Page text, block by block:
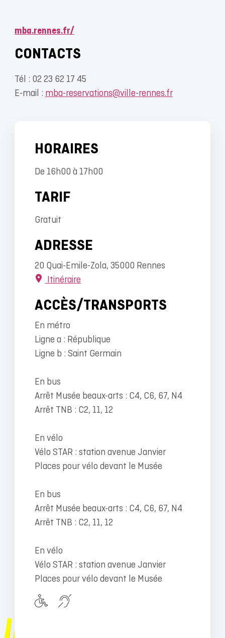
mba.rennes.fr/
CONTACTS
Tél : 02 23 62 17 45
E-mail : mba-reservations@ville-rennes.fr
HORAIRES
De 16h00 à 17h00
TARIF
Gratuit
ADRESSE
20 Quai-Emile-Zola, 35000 Rennes
Itinéraire
ACCÈS/TRANSPORTS
En métro
Ligne a : République
Ligne b : Saint Germain
En bus
Arrêt Musée beaux-arts : C4, C6, 67, N4
Arrêt TNB : C2, 11, 12
En vélo
Vélo STAR : station avenue Janvier
Places pour vélo devant le Musée
En bus
Arrêt Musée beaux-arts : C4, C6, 67, N4
Arrêt TNB : C2, 11, 12
En vélo
Vélo STAR : station avenue Janvier
Places pour vélo devant le Musée